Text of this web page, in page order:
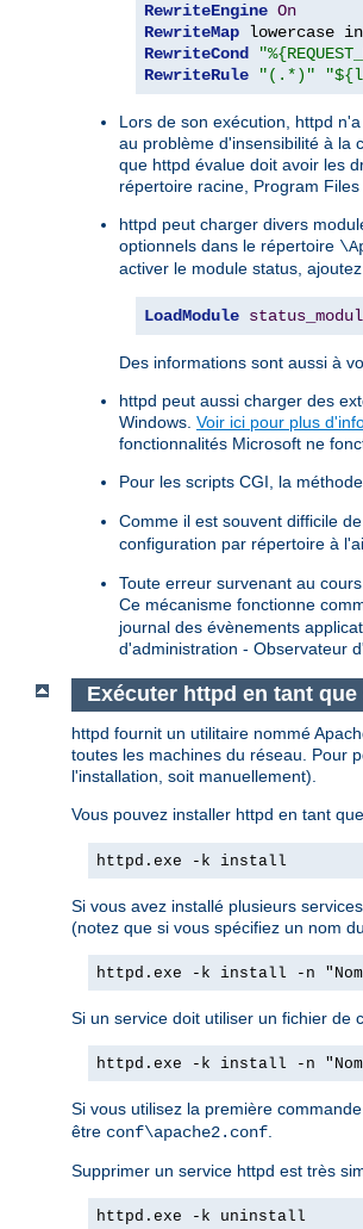
RewriteEngine On
RewriteMap lowercase
RewriteCond
RewriteRule
"(.*)"
Lors de son exécution, httpd
au problème d'insensibilité à la
que httpd évalue doit avoir les
répertoire racine, Program
httpd peut charger divers
optionnels dans le répertoire
activer le module status,
LoadModule
Des informations sont aussi à
httpd peut aussi charger des
Windows. Voir ici pour plus
fonctionnalités Microsoft ne
Pour les scripts CGI, la
Comme il est souvent difficile
configuration par répertoire à
Toute erreur survenant au
Ce mécanisme fonctionne
journal des évènements
d'administration - Observateur
Exécuter httpd en tant que
httpd fournit un utilitaire nommé
toutes les machines du réseau. Pour
l'installation, soit manuellement).
Vous pouvez installer httpd en tant
httpd.exe -k install
Si vous avez installé plusieurs
(notez que si vous spécifiez un nom
httpd.exe -k install -n
Si un service doit utiliser un fichier de
httpd.exe -k install -n
Si vous utilisez la première
être conf\apache2.conf
Supprimer un service httpd est très
httpd.exe -k uninstall